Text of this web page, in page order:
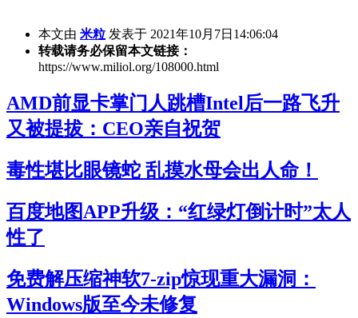
本文由 米粒 发表于 2021年10月7日14:06:04
转载请务必保留本文链接：
https://www.miliol.org/108000.html
AMD前显卡掌门人跳槽Intel后一路飞升
又被提拔：CEO亲自祝贺
毒性堪比眼镜蛇 乱摸水母会出人命！
百度地图APP升级：“红绿灯倒计时”太人
性了
免费解压缩神软7-zip惊现重大漏洞：
Windows版至今未修复